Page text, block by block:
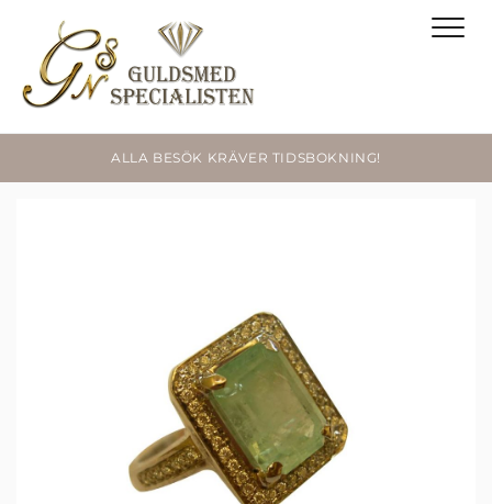
ALLA BESÖK KRÄVER TIDSBOKNING!